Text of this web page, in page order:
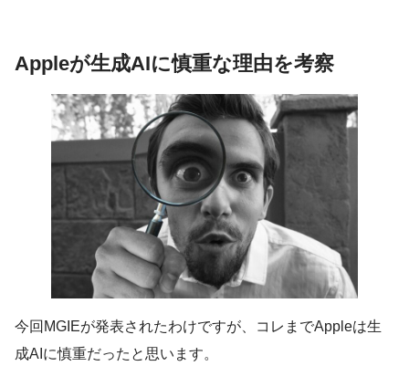
Appleが生成AIに慎重な理由を考察
今回MGIEが発表されたわけですが、コレまでAppleは生
成AIに慎重だったと思います。